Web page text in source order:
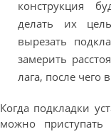
конструкция
делать их
вырезать
замерить
лага, после чего
Когда подкладки
можно